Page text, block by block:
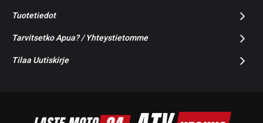
Tuotetiedot
Tarvitsetko Apua? / Yhteystietomme
Tilaa Uutiskirje